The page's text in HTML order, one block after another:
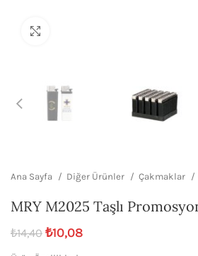
Ana Sayfa Diğer Ürünler Çakmaklar
MRY M2025 Taşlı
₺14,40 ₺10,08